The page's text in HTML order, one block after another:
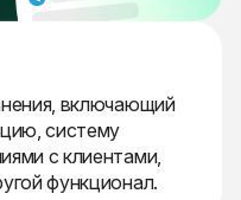
включающий
систему
с клиентами,
функционал.